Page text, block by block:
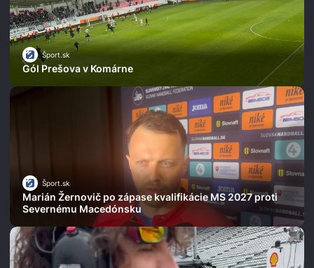
Šport.sk
Gól Prešova v Komárne
Šport.sk
Marián Žernovič po zápase kvalifikácie MS 2027 proti
Severnému Macedónsku